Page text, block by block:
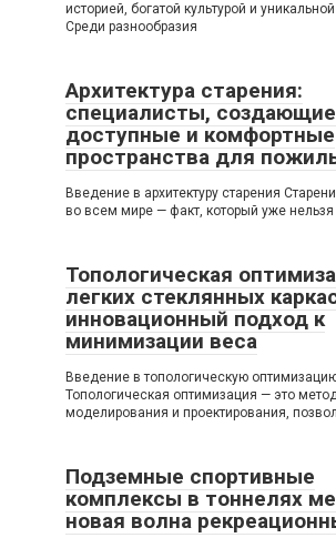
историей, богатой культурой и уникальной
Среди разнообразия
Архитектура старения:
специалисты, создающие
доступные и комфортные
пространства для
Введение в архитектуру старения
во всем мире — факт, который уже нельзя
Топологическая
легких стеклянных
инновационный подход к
минимизации веса
Введение в топологическую
Топологическая оптимизация — это
моделирования и проектирования,
Подземные спортивные
комплексы в тоннелях
новая волна